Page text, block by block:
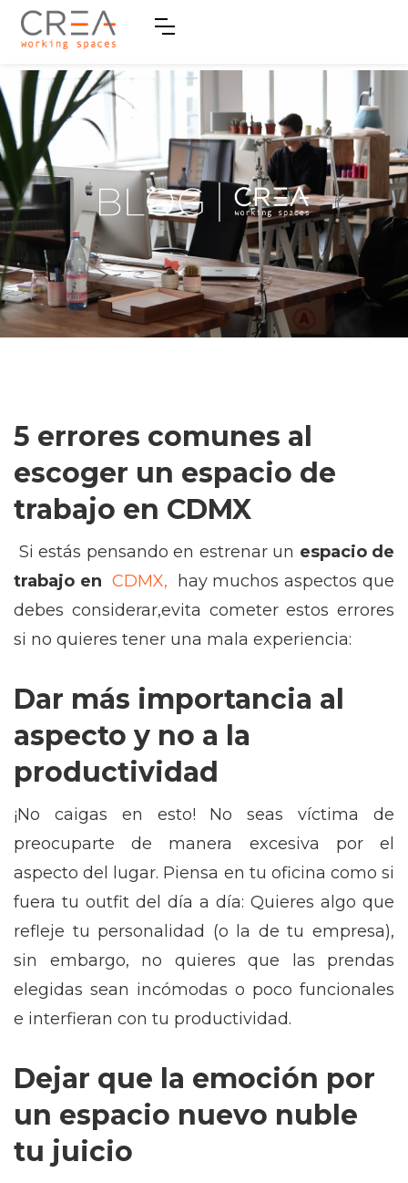
5 errores comunes al
escoger un espacio de
trabajo en CDMX
Si estás pensando en estrenar un espacio de
trabajo en CDMX,
hay muchos aspectos que
debes considerar,evita cometer estos errores
si no quieres tener una mala experiencia:
Dar más importancia al
aspecto y no a la
productividad
¡No caigas en esto! No seas víctima de
preocuparte de manera excesiva por el
aspecto del lugar. Piensa en tu oficina como si
fuera tu outfit del día a día: Quieres algo que
refleje tu personalidad (o la de tu empresa),
sin embargo, no quieres que las prendas
elegidas sean incómodas o poco funcionales
e interfieran con tu productividad.
Dejar que la emoción por
un espacio nuevo nuble
tu juicio